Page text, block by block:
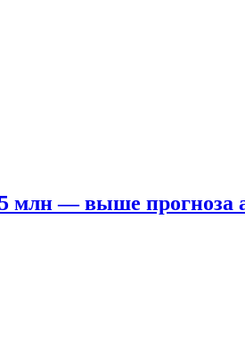
млн — выше прогноза